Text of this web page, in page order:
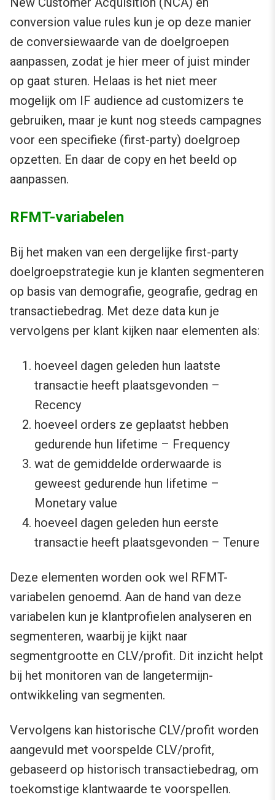
conversion value rules kun je op deze manier
de conversiewaarde van de doelgroepen
aanpassen, zodat je hier meer of juist minder
op gaat sturen. Helaas is het niet meer
mogelijk om IF audience ad customizers te
gebruiken, maar je kunt nog steeds campagnes
voor een specifieke (first-party) doelgroep
opzetten. En daar de copy en het beeld op
aanpassen.
RFMT-variabelen
Bij het maken van een dergelijke first-party
doelgroepstrategie kun je klanten segmenteren
op basis van demografie, geografie, gedrag en
transactiebedrag. Met deze data kun je
vervolgens per klant kijken naar elementen als:
hoeveel dagen geleden hun laatste
transactie heeft plaatsgevonden –
Recency
hoeveel orders ze geplaatst hebben
gedurende hun lifetime – Frequency
wat de gemiddelde orderwaarde is
geweest gedurende hun lifetime –
Monetary value
hoeveel dagen geleden hun eerste
transactie heeft plaatsgevonden – Tenure
Deze elementen worden ook wel RFMT-
variabelen genoemd. Aan de hand van deze
variabelen kun je klantprofielen analyseren en
segmenteren, waarbij je kijkt naar
segmentgrootte en CLV/profit. Dit inzicht helpt
bij het monitoren van de langetermijn-
ontwikkeling van segmenten.
Vervolgens kan historische CLV/profit worden
aangevuld met voorspelde CLV/profit,
gebaseerd op historisch transactiebedrag, om
toekomstige klantwaarde te voorspellen.